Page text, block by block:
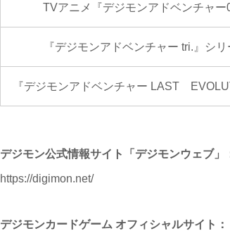
TVアニメ『デジモンアドベンチャー
『デジモンアドベンチャー tri.』シ
『デジモンアドベンチャー LAST
デジモン公式情報サイト「デジモンウェブ」
https://digimon.net/
デジモンカードゲーム オフィシャルサイト：